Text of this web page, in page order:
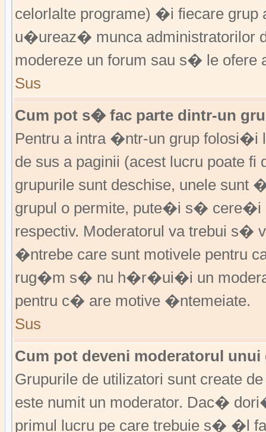
celorlalte programe) �i fiecare grup
u�ureaz� munca
modereze un forum sau s� le
Sus
Cum pot s� fac parte dintr-un
Pentru a intra �ntr-un grup folosi�i
de sus a paginii (acest lucru poate
grupurile sunt deschise, unele
grupul o permite, pute�i s�
respectiv. Moderatorul va trebui
�ntrebe care sunt motivele
rug�m s� nu h�r�ui�i un
pentru c� are motive �ntemeiate.
Sus
Cum pot deveni moderatorul
Grupurile de utilizatori sunt create
este numit un moderator. Dac�
primul lucru pe care trebuie s� �l